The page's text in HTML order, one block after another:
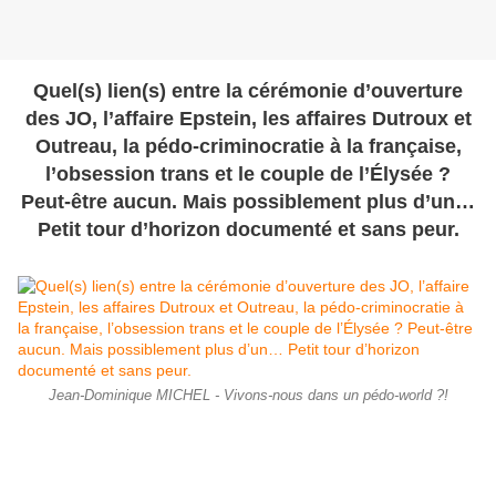
Quel(s) lien(s) entre la cérémonie d’ouverture
des JO, l’affaire Epstein, les affaires Dutroux et
Outreau, la pédo-criminocratie à la française,
l’obsession trans et le couple de l’Élysée ?
Peut-être aucun. Mais possiblement plus d’un…
Petit tour d’horizon documenté et sans peur.
Jean-Dominique MICHEL - Vivons-nous dans un pédo-world ?!